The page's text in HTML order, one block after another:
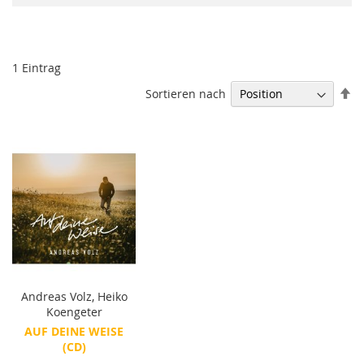
1 Eintrag
Sortieren nach
Andreas Volz, Heiko
Koengeter
AUF DEINE WEISE
(CD)